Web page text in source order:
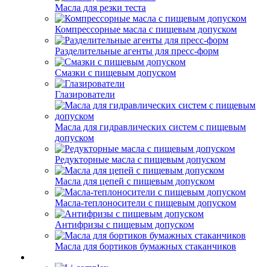
Масла для резки теста
Компрессорные масла с пищевым допуском
Разделительные агенты для пресс-форм
Смазки с пищевым допуском
Глазирователи
Масла для гидравлических систем с пищевым
допуском
Редукторные масла с пищевым допуском
Масла для цепей с пищевым допуском
Масла-теплоносители с пищевым допуском
Антифризы с пищевым допуском
Масла для бортиков бумажных стаканчиков